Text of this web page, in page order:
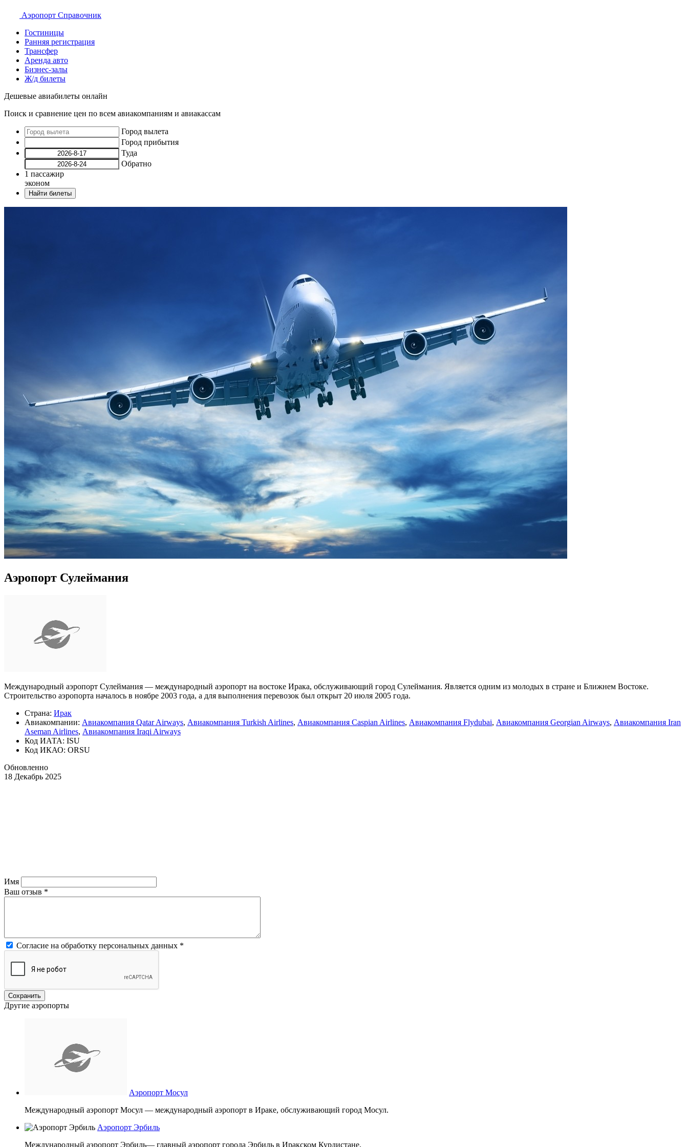
Аэропорт Справочник
Гостиницы
Ранняя регистрация
Трансфер
Аренда авто
Бизнес-залы
Ж/д билеты
Дешевые авиабилеты онлайн
Поиск и сравнение цен по всем авиакомпаниям и авиакассам
Город вылета
Город прибытия
Туда
Обратно
1 пассажир
эконом
Найти билеты
Аэропорт Сулеймания
Международный аэропорт Сулеймания — международный аэропорт на востоке Ирака, обслуживающий город Сулеймания. Является одним из молодых в стране и Ближнем Востоке.
Строительство аэропорта началось в ноябре 2003 года, а для выполнения перевозок был открыт 20 июля 2005 года.
Страна: Ирак
Авиакомпании: Авиакомпания Qatar Airways, Авиакомпания Turkish Airlines, Авиакомпания Caspian Airlines, Авиакомпания Flydubai, Авиакомпания Georgian Airways, Авиакомпания Iran
Aseman Airlines, Авиакомпания Iraqi Airways
Код ИАТА: ISU
Код ИКАО: ORSU
Обновленно
18 Декабрь 2025
Имя
Ваш отзыв *
Согласие на обработку персональных данных *
Другие аэропорты
Аэропорт Мосул
Международный аэропорт Мосул — международный аэропорт в Ираке, обслуживающий город Мосул.
Аэропорт Эрбиль
Международный аэропорт Эрбиль— главный аэропорт города Эрбиль в Иракском Курдистане.